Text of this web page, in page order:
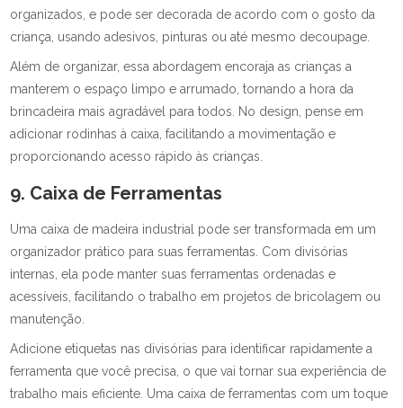
organizados, e pode ser decorada de acordo com o gosto da
criança, usando adesivos, pinturas ou até mesmo decoupage.
Além de organizar, essa abordagem encoraja as crianças a
manterem o espaço limpo e arrumado, tornando a hora da
brincadeira mais agradável para todos. No design, pense em
adicionar rodinhas à caixa, facilitando a movimentação e
proporcionando acesso rápido às crianças.
9. Caixa de Ferramentas
Uma caixa de madeira industrial pode ser transformada em um
organizador prático para suas ferramentas. Com divisórias
internas, ela pode manter suas ferramentas ordenadas e
acessíveis, facilitando o trabalho em projetos de bricolagem ou
manutenção.
Adicione etiquetas nas divisórias para identificar rapidamente a
ferramenta que você precisa, o que vai tornar sua experiência de
trabalho mais eficiente. Uma caixa de ferramentas com um toque